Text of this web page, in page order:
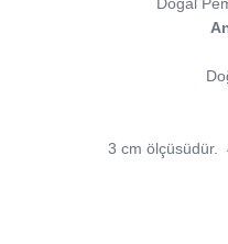
Doğal
3 cm ölçüsüdür.